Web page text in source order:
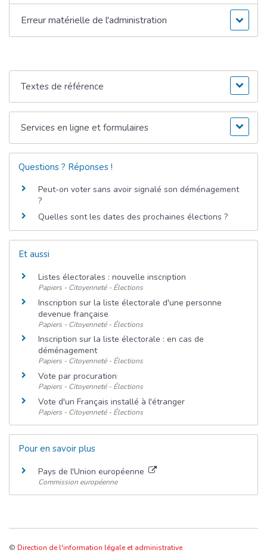
Erreur matérielle de l'administration
Textes de référence
Services en ligne et formulaires
Questions ? Réponses !
Peut-on voter sans avoir signalé son déménagement
?
Quelles sont les dates des prochaines élections ?
Et aussi
Listes électorales : nouvelle inscription
Papiers - Citoyenneté - Élections
Inscription sur la liste électorale d'une personne
devenue française
Papiers - Citoyenneté - Élections
Inscription sur la liste électorale : en cas de
déménagement
Papiers - Citoyenneté - Élections
Vote par procuration
Papiers - Citoyenneté - Élections
Vote d'un Français installé à l'étranger
Papiers - Citoyenneté - Élections
Pour en savoir plus
Pays de l'Union européenne
Commission européenne
© Direction de l'information légale et administrative